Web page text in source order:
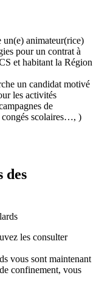
un(e) animateur(rice)
pour un contrat à
et habitant la Région
un candidat motivé
les activités
de
congés scolaires…, )
des
les consulter
vous sont maintenant
confinement, vous